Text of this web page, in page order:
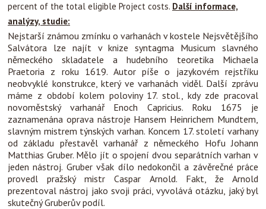
percent of the total eligible Project costs. Další informace,
analýzy, studie:
Nejstarší známou zmínku o varhanách v kostele Nejsvětějšího
Salvátora lze najít v knize syntagma Musicum slavného
německého skladatele a hudebního teoretika Michaela
Praetoria z roku 1619. Autor píše o jazykovém rejstříku
neobvyklé konstrukce, který ve varhanách viděl. Další zprávu
máme z období kolem poloviny 17. stol., kdy zde pracoval
novoměstský varhanář Enoch Capricius. Roku 1675 je
zaznamenána oprava nástroje Hansem Heinrichem Mundtem,
slavným mistrem týnských varhan. Koncem 17. století varhany
od základu přestavěl varhanář z německého Hofu Johann
Matthias Gruber. Mělo jít o spojení dvou separátních varhan v
jeden nástroj. Gruber však dílo nedokončil a závěrečné práce
provedl pražský mistr Caspar Arnold. Fakt, že Arnold
prezentoval nástroj jako svoji práci, vyvolává otázku, jaký byl
skutečný Gruberův podíl.